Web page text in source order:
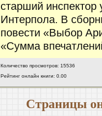
старший
Интерпола. В
повести «Выбор
«Сумма
Количество просмотров: 15536
Рейтинг онлайн книги: 0.00
Страницы